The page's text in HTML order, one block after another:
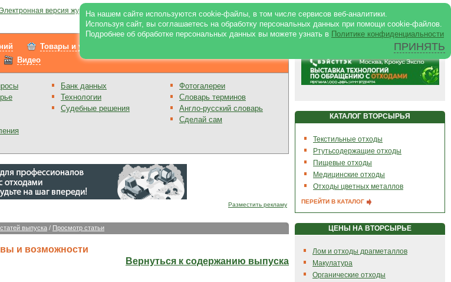
На нашем сайте используются cookie-файлы, в том числе сервисов веб-аналитики.
Используя сайт, вы соглашаетесь на обработку персональных данных при помощи cookie-файлов.
Подробнее об обработке персональных данных вы можете узнать в Политике конфиденциальности
ПРИНЯТЬ
версия журнала |Отзывы|Реклама на портале|Реклама в журнале |
Товары и услуги
Видео
Банк данных
Технологии
Судебные решения
Фотогалереи
Словарь терминов
Англо-русский словарь
Сделай сам
Разместить рекламу
выпуска / Просмотр статьи
и возможности
Вернуться к содержанию выпуска
КАТАЛОГ ВТОРСЫРЬЯ
Текстильные отходы
Ртутьсодержащие отходы
Пищевые отходы
Медицинские отходы
Отходы цветных металлов
ПЕРЕЙТИ В КАТАЛОГ
ЦЕНЫ НА ВТОРСЫРЬЕ
Лом и отходы драгметаллов
Макулатура
Органические отходы